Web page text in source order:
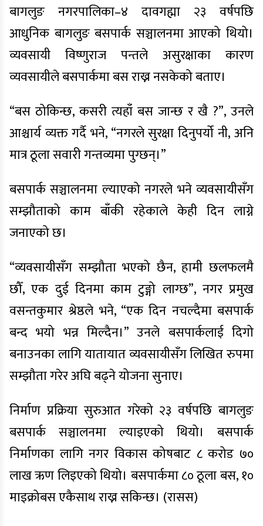
बागलुङ नगरपालिका–४ दावगह्मा २३ वर्षपछि
आधुनिक बागलुङ बसपार्क सञ्चालनमा आएको थियो।
व्यवसायी विष्णुराज पन्तले असुरक्षाका कारण
व्यवसायीले बसपार्कमा बस राख्न नसकेको बताए।
“बस ठोकिन्छ, कसरी त्यहाँ बस जान्छ र खै ?”, उनले
आश्चार्य व्यक्त गर्दै भने, “नगरले सुरक्षा दिनुपर्यो नी, अनि
मात्र ठूला सवारी गन्तव्यमा पुग्छन्।”
बसपार्क सञ्चालनमा ल्याएको नगरले भने व्यवसायीसँग
सम्झौताको काम बाँकी रहेकाले केही दिन लाग्ने
जनाएको छ।
“व्यवसायीसँग सम्झौता भएको छैन, हामी छलफलमै
छौँ, एक दुई दिनमा काम टुङ्गो लाग्छ”, नगर प्रमुख
वसन्तकुमार श्रेष्ठले भने, “एक दिन नचल्दैमा बसपार्क
बन्द भयो भन्न मिल्दैन।” उनले बसपार्कलाई दिगो
बनाउनका लागि यातायात व्यवसायीसँग लिखित रुपमा
सम्झौता गरेर अघि बढ्ने योजना सुनाए।
निर्माण प्रक्रिया सुरुआत गरेको २३ वर्षपछि बागलुङ
बसपार्क सञ्चालनमा ल्याइएको थियो। बसपार्क
निर्माणका लागि नगर विकास कोषबाट ८ करोड ७०
लाख ऋण लिइएको थियो। बसपार्कमा ८० ठूला बस, १०
माइक्रोबस एकैसाथ राख्न सकिन्छ। (रासस)